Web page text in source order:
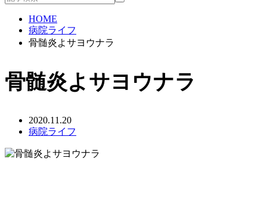
HOME
病院ライフ
骨髄炎よサヨウナラ
骨髄炎よサヨウナラ
2020.11.20
病院ライフ